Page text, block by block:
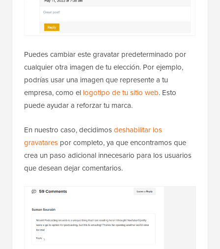
Puedes cambiar este gravatar predeterminado por
cualquier otra imagen de tu elección. Por ejemplo,
podrías usar una imagen que represente a tu
empresa, como el logotipo de tu sitio web. Esto
puede ayudar a reforzar tu marca.
En nuestro caso, decidimosdeshabilitar los
gravatares por completo, ya que encontramos que
crea un paso adicional innecesario para los usuarios
que desean dejar comentarios.